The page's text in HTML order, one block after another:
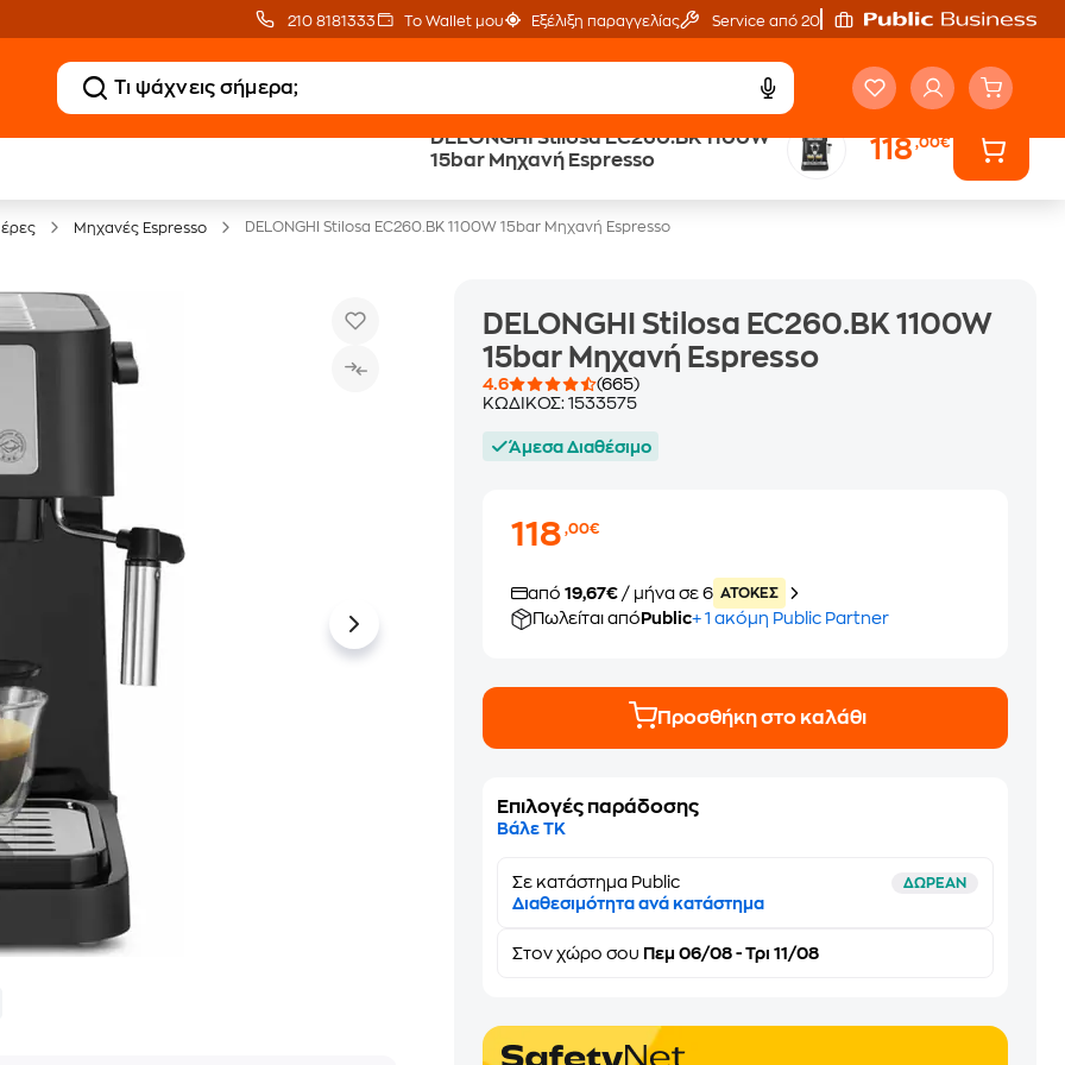
210 8181333 Το Wallet μου Εξέλιξη παραγγελίας Service από 20'
DELONGHI Stilosa EC260.BK 1100W
15bar Μηχανή Espresso
118,00€
Δωρεάν Μεταφορικά Public επιστροφή €
Μηχανές Espresso DELONGHI Stilosa EC260.BK 1100W 15bar Μηχανή Espresso
DELONGHI Stilosa EC260.BK 1100W
15bar Μηχανή Espresso
4.6
(665)
ΚΩΔΙΚΟΣ:1533575
Άμεσα Διαθέσιμο
118,00€
από19,67€ / μήνα σε 6 ATOKEΣ
Πωλείται από Public+ 1 ακόμη Public Partner
Προσθήκη στο καλάθι
Επιλογές παράδοσης
Βάλε ΤΚ
Σε κατάστημα Public ΔΩΡΕΑΝ
Διαθεσιμότητα ανά κατάστημα
Στονχώρο σου Πεμ 06/08 - Τρι 11/08